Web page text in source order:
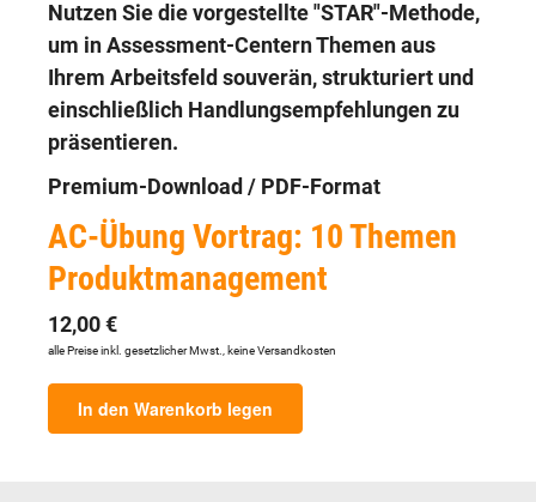
Nutzen Sie die vorgestellte "STAR"-Methode,
um in Assessment-Centern Themen aus
Ihrem Arbeitsfeld souverän, strukturiert und
einschließlich Handlungsempfehlungen zu
präsentieren.
Premium-Download / PDF-Format
AC-Übung Vortrag: 10 Themen
Produktmanagement
12,00 €
alle Preise inkl. gesetzlicher Mwst., keine Versandkosten
In den Warenkorb legen